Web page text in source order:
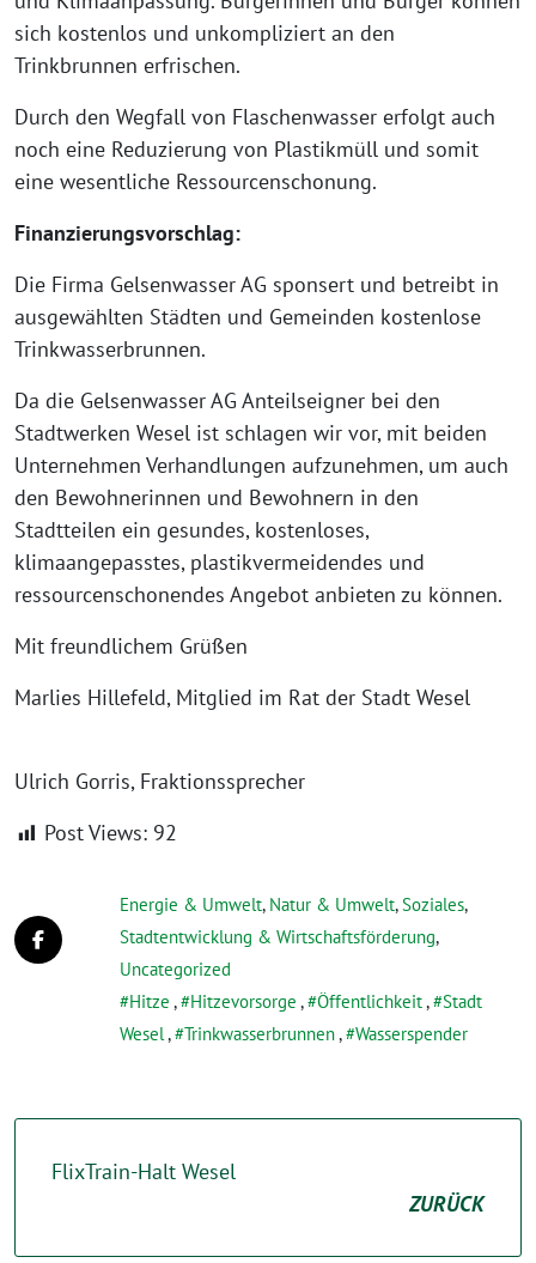
sich kostenlos und unkompliziert an den
Trinkbrunnen erfrischen.
Durch den Wegfall von Flaschenwasser erfolgt auch
noch eine Reduzierung von Plastikmüll und somit
eine wesentliche Ressourcenschonung.
Finanzierungsvorschlag:
Die Firma Gelsenwasser AG sponsert und betreibt in
ausgewählten Städten und Gemeinden kostenlose
Trinkwasserbrunnen.
Da die Gelsenwasser AG Anteilseigner bei den
Stadtwerken Wesel ist schlagen wir vor, mit beiden
Unternehmen Verhandlungen aufzunehmen, um auch
den Bewohnerinnen und Bewohnern in den
Stadtteilen ein gesundes, kostenloses,
klimaangepasstes, plastikvermeidendes und
ressourcenschonendes Angebot anbieten zu können.
Mit freundlichem Grüßen
Marlies Hillefeld, Mitglied im Rat der Stadt Wesel
Ulrich Gorris, Fraktionssprecher
Post Views: 92
Energie & Umwelt, Natur & Umwelt,Soziales,
Stadtentwicklung & Wirtschaftsförderung,
Uncategorized
Hitze , Hitzevorsorge , Öffentlichkeit, Stadt
Wesel, Trinkwasserbrunnen, Wasserspender
FlixTrain-Halt Wesel
ZURÜCK